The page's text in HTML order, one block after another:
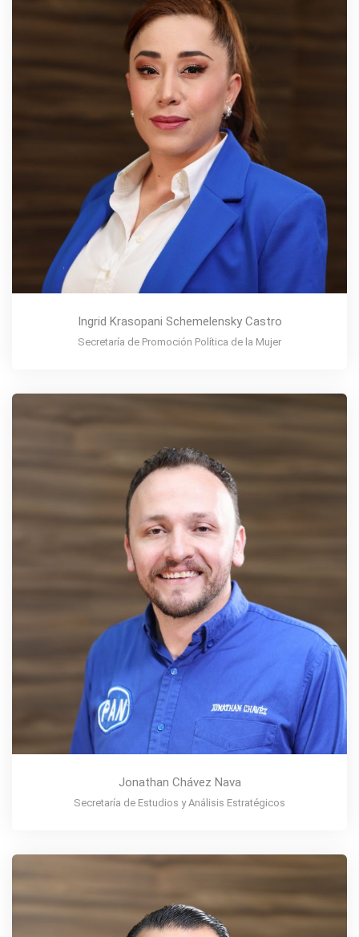
Ingrid Krasopani Schemelensky Castro
Secretaría de Promoción Política de la Mujer
Jonathan Chávez Nava
Secretaría de Estudios y Análisis Estratégicos